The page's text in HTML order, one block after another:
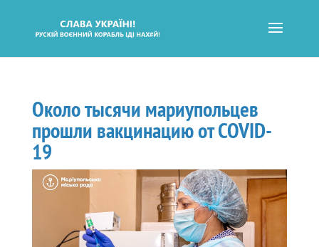
Около тысячи мариупольцев
прошли вакцинацию от COVID-
19